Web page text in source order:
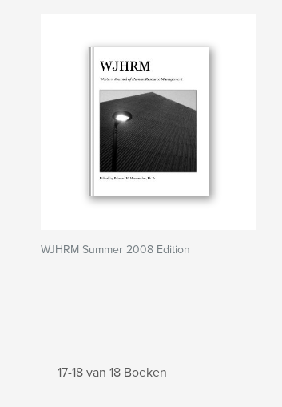
WJHRM Summer 2008 Edition
17-18 van 18 Boeken